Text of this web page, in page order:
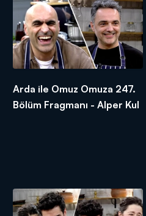
Arda ile Omuz Omuza 247.
Bölüm Fragmanı - Alper Kul